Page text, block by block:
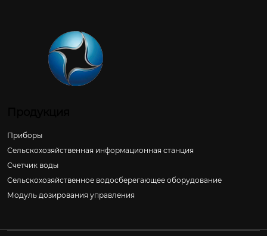
Приборы
Сельскохозяйственная информационная станция
Счетчик воды
Сельскохозяйственное водосберегающее оборудование
Модуль дозирования управления